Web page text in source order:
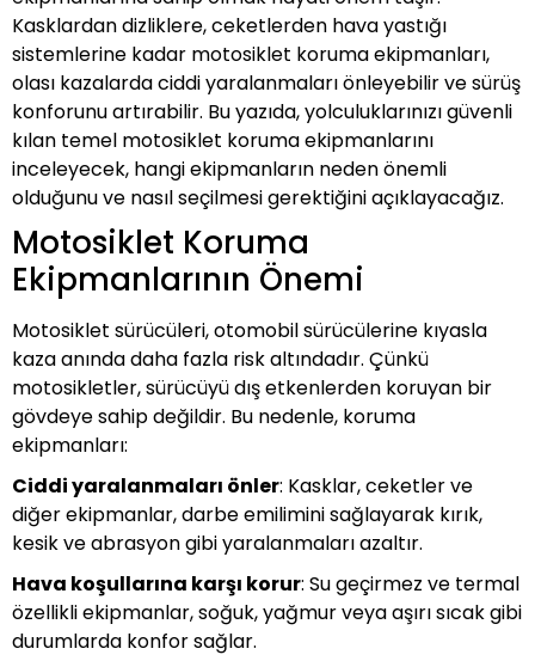
RT GIDON & AKSESUARLARI
SISSYBAR
TANKPAD STICKERLAR
MOTOSIKLET SELE KILIFI
SISSYBAR
TANKPAD STICKERLAR
MOTOSIKLET SELE KILIFI
ÖN CAM
TANKPAD STICKERLAR
ÇANTA AKSESUARLARI
DEFLEKTÖRLER
MOTOSIKLET BRANDASI
MOTOSIKLET DIZ ÖRTÜSÜ
MOTOSIKLET GÜVENLIK ÜRÜNLERI
MOTOSIKLET HALISI
Kasklardan dizliklere, ceketlerden hava yastığı
sistemlerine kadar motosiklet koruma ekipmanları,
olası kazalarda ciddi yaralanmaları önleyebilir ve sürüş
konforunu artırabilir. Bu yazıda, yolculuklarınızı güvenli
kılan temel motosiklet koruma ekipmanlarını
inceleyecek, hangi ekipmanların neden önemli
olduğunu ve nasıl seçilmesi gerektiğini açıklayacağız.
Motosiklet Koruma
Ekipmanlarının Önemi
Motosiklet sürücüleri, otomobil sürücülerine kıyasla
kaza anında daha fazla risk altındadır. Çünkü
motosikletler, sürücüyü dış etkenlerden koruyan bir
gövdeye sahip değildir. Bu nedenle, koruma
ekipmanları:
Ciddi yaralanmaları önler: Kasklar, ceketler ve
diğer ekipmanlar, darbe emilimini sağlayarak kırık,
kesik ve abrasyon gibi yaralanmaları azaltır.
Hava koşullarına karşı korur: Su geçirmez ve termal
özellikli ekipmanlar, soğuk, yağmur veya aşırı sıcak gibi
durumlarda konfor sağlar.